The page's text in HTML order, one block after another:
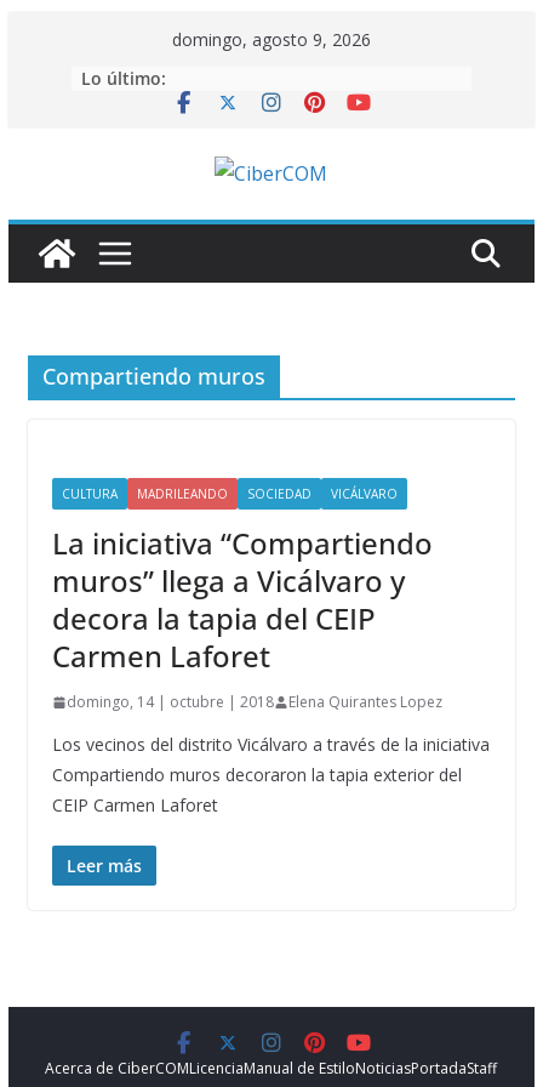
domingo, agosto 9, 2026
Lo último:
Compartiendo muros
CULTURA MADRILEANDO SOCIEDAD VICÁLVARO
La iniciativa “Compartiendo
muros” llega a Vicálvaro y
decora la tapia del CEIP
Carmen Laforet
domingo, 14 | octubre | 2018 Elena Quirantes Lopez
Los vecinos del distrito Vicálvaro a través de la iniciativa
Compartiendo muros decoraron la tapia exterior del
CEIP Carmen Laforet
Leer más
Acerca de CiberCOMLicenciaManual de EstiloNoticiasPortadaStaff